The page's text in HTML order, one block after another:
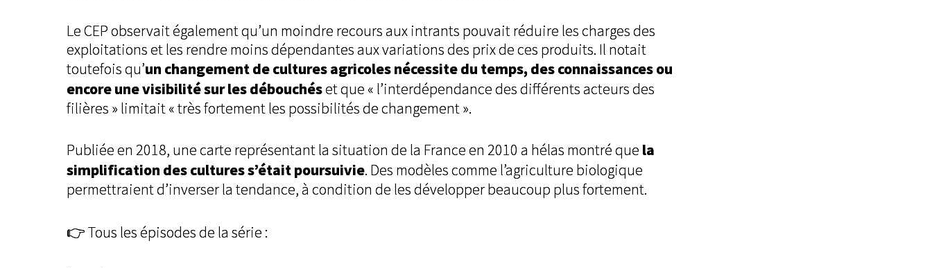
Le CEP observait également qu’un moindre recours aux intrants pouvait réduire les charges des
exploitations et les rendre moins dépendantes aux variations des prix de ces produits. Il notait
toutefois qu’un changement de cultures agricoles nécessite du temps, des connaissances ou
encore une visibilité sur les débouchéset que « l’interdépendance des différents acteurs des
filières » limitait « très fortement les possibilités de changement ».
Publiée en 2018, une carte représentant la situation de la France en 2010 a hélas montré que la
simplification des cultures s’était poursuivie. Des modèles comme l’agriculture biologique
permettraient d’inverser la tendance, à condition de les développer beaucoup plus fortement.
👉 Tous les épisodes de la série :